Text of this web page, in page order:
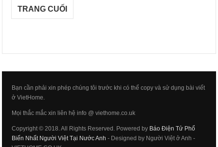
TRANG CUỐI
Bạn cần phải xin phép chúng tôi trước khi có thể copy và sử dụng bài viết
ở VietHome.
Mọi thắc mắc xin liên hệ info @ viethome.co.uk
Copyright © 2018. All Rights Reserved. Powered by Báo Điện Tử Phổ
Biến Nhất Người Việt Tại Nước Anh - Designed by Người Việt ở Anh -